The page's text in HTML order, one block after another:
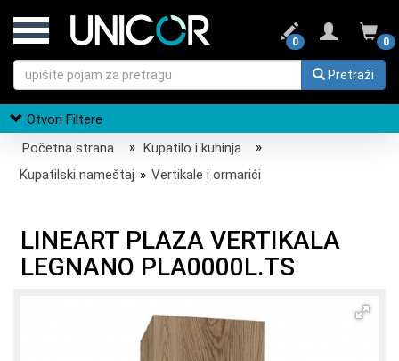
0
0
Pretraži
Otvori Filtere
Početna strana
» Kupatilo i kuhinja
»
Kupatilski nameštaj » Vertikale i ormarići
LINEART PLAZA VERTIKALA
LEGNANO PLA0000L.TS